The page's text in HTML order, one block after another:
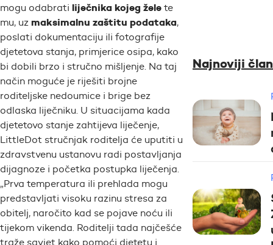
mogu odabrati liječnika kojeg žele te
mu, uz maksimalnu zaštitu podataka,
poslati dokumentaciju ili fotografije
djetetova stanja, primjerice osipa, kako
bi dobili brzo i stručno mišljenje. Na taj
način moguće je riješiti brojne
roditeljske nedoumice i brige bez
odlaska liječniku. U situacijama kada
djetetovo stanje zahtijeva liječenje,
LittleDot stručnjak roditelja će uputiti u
zdravstvenu ustanovu radi postavljanja
dijagnoze i početka postupka liječenja.
„Prva temperatura ili prehlada mogu
predstavljati visoku razinu stresa za
obitelj, naročito kad se pojave noću ili
tijekom vikenda. Roditelji tada najčešće
traže savjet kako pomoći djetetu i
Najnoviji